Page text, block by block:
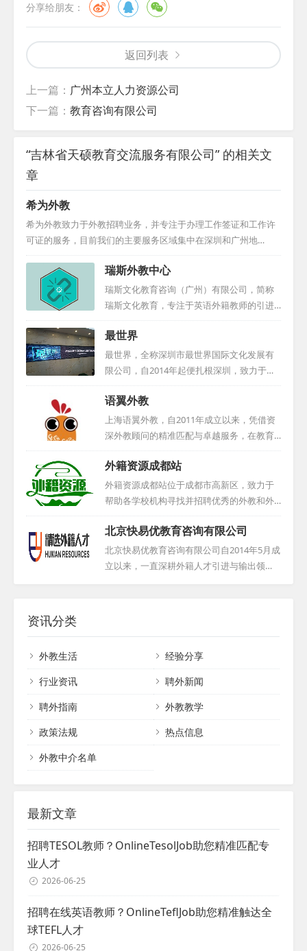
分享给朋友：
返回列表
上一篇： 广州本立人力资源公司
下一篇： 教育咨询有限公司
“吉林省天硕教育交流服务有限公司” 的相关文
章
希为外教
希为外教致力于外教招聘业务，并专注于办理工作签证和工作许
可证的服务，目前我们的主要服务区域集中在深圳和广州地
区。...
瑞斯外教中心
瑞斯文化教育咨询（广州）有限公司，简称
瑞斯文化教育，专注于英语外籍教师的引进
与人才输送。我们秉持高标准、高要求的原
则，精心选拔专业外教，致力于为中小学、
幼儿园、早教机构及培训中心等提供优质服
务。多年来，我们成功为国内众多学校及机
构输送了大批优秀外籍教师，积累了丰富的
选聘经验。在外教培养与管理方面，我们采
用卓有成效的方法，并推动国内外基础教育
实验项目在各校的实施，赢得了学校的广泛
化的交流，助力其健康发展。如今，我们已
在广州、佛山、深圳、长沙、西安、成都等
全国多地提供外教服务，期待...
最世界
最世界，全称深圳市最世界国际文化发展有
限公司，自2014年起便扎根深圳，致力于提
供专业的人力资源服务。公司由一群曾在美
国工作，并专注于外国专家来华就业的精英
团队创立。最世界的业务聚焦于全球中高端
国际人才的寻访、外国专家的就业安排、人
才评估和引进等方面，涵盖科学、教育、文
化、卫生、商业等多个领域。我们的服务网
络遍布全球30多个国家和地区，尤其在北美
和欧洲设有多个合作招聘基地，同时在国内
积累，我们构建了众多国内外招聘平台，并
衍生出丰富的精英人脉资源，形成了一座庞
大的人才数据库。我们...
语翼外教
上海语翼外教，自2011年成立以来，凭借资
深外教顾问的精准匹配与卓越服务，在教育
培训领域树立了良好口碑。作为上海语轶商
务咨询有限公司的核心板块，我们专注于为
各类教学机构、企事业单位及个人提供一对
一英语外教服务。我们严格筛选每一位外教
候选人，本地外教必经面对面面试与Demo展
示，外地外教则通过电话或网络面试。我们
杜绝随意推荐，确保深入了解每位外教的背
景与期望。我们对外教候选人要求严格，必
外籍资源成都站
外籍资源成都站位于成都市高新区，致力于
帮助各学校机构寻找并招聘优秀的外教和外
籍员工。他们深知人才对于机构发展的重要
性，因此始终保持着严谨、专业的态度，力
求为合作伙伴提供最合适的人选。此外，该
工作室还定期举办国外高校招聘会，为求职
北京快易优教育咨询有限公司
北京快易优教育咨询有限公司自2014年5月成
立以来，一直深耕外籍人才引进与输出领
家K12培训学校、英语培训机构、幼儿园、早
教中心、公立学校及大学提供了优质外教资
源和专业服务，赢得了客户的一致好评和业
内的高度认可。快易优始终坚守专业、热
情、进取的服务理念，致力于成为客户外籍
人才领域的全面战略合作伙伴，并为此持续
资讯分类
外教生活
经验分享
行业资讯
聘外新闻
聘外指南
外教教学
政策法规
热点信息
外教中介名单
最新文章
招聘TESOL教师？OnlineTesolJob助您精准匹配专
业人才
2026-06-25
招聘在线英语教师？OnlineTeflJob助您精准触达全
球TEFL人才
2026-06-25